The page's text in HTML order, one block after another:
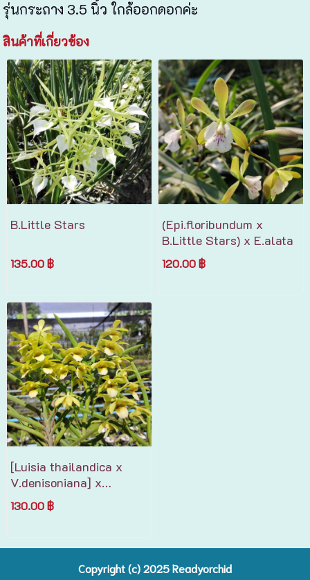
รุ่นกระถาง 3.5 นิ้ว ใกล้ออกดอกค่ะ
สินค้าที่เกี่ยวข้อง
B.Little Stars
135.00 ฿
(Epi.floribundum x
B.Little Stars)​ x​ E.alata
120.00 ฿
[Luisia thailandica x
V.denisoniana] x
Chri.vietnamica
130.00 ฿
Copyright (c) 2025 Readyorchid